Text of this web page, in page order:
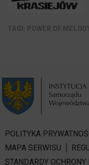
POLITYKA
MAPA SERWISU
STANDARDY